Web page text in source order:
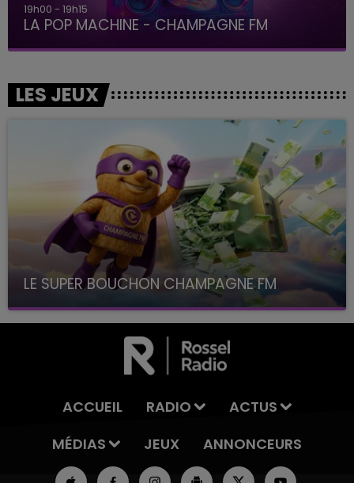
19h00 - 19h15
LA POP MACHINE - CHAMPAGNE FM
LES JEUX
LE SUPER BOUCHON CHAMPAGNE FM
avec La Famille Champagne FM, à 8H10
ACCUEIL RADIO
ACTUS
MÉDIAS
JEUX ANNONCEURS